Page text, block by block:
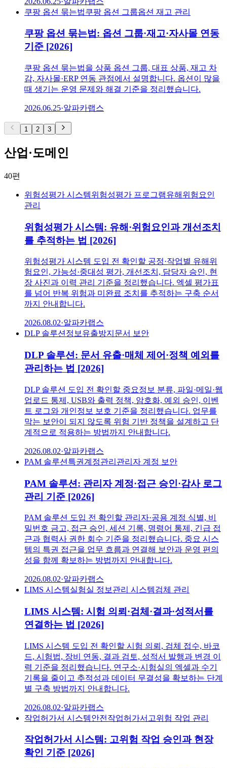
쿠팡 옵션 묶는법쿠팡 옵션 그룹옵션 재고 관리
쿠팡 옵션 묶는법: 옵션 그룹·재고·자사몰 연동
기준 [2026]
쿠팡 옵션 묶는법을 상품 옵션 그룹, 대표 상품, 재고 차
감, 자사몰·ERP 연동 관점에서 설명합니다. 옵션이 많을
때 생기는 운영 문제와 해결 기준을 정리했습니다.
2026.06.25·알파카랩스
1 2 3
산업·도메인
40편
위험성평가 시스템위험성평가 프로그램유해위험요인
관리
위험성평가 시스템: 유해·위험요인과 개선조치
를 추적하는 법 [2026]
위험성평가 시스템 도입 전 확인할 공정·작업별 유해위
험요인, 가능성·중대성 평가, 개선조치, 담당자 승인, 현
장 사진과 이력 관리 기준을 정리했습니다. 엑셀 평가표
를 넘어 반복 위험과 미완료 조치를 추적하는 구축 순서
까지 안내합니다.
2026.08.02·알파카랩스
DLP 솔루션 정보유출방지 문서 보안
DLP 솔루션: 문서 유출·매체 제어·정책 예외를
관리하는 법 [2026]
DLP 솔루션 도입 전 확인할 중요정보 분류, 파일·메일·웹
업로드 통제, USB와 출력 정책, 암호화, 예외 승인, 이벤
트 로그와 개인정보 보호 기준을 정리했습니다. 업무를
막는 보안이 되지 않도록 위험 기반 정책을 설계하고 단
계적으로 적용하는 방법까지 안내합니다.
2026.08.02·알파카랩스
PAM 솔루션 특권계정관리 관리자 계정 보안
PAM 솔루션: 관리자 계정·접근 승인·감사 로그
관리 기준 [2026]
PAM 솔루션 도입 전 확인할 관리자·공용 계정 식별, 비
밀번호 금고, 접근 승인, 세션 기록, 명령어 통제, 긴급 접
근과 협력사 권한 회수 기준을 정리했습니다. 중요 시스
템의 특권 접근을 업무 흐름과 연결해 보안과 운영 편의
성을 함께 확보하는 방법까지 안내합니다.
2026.08.02·알파카랩스
LIMS 시스템실험실 정보관리 시스템검체 관리
LIMS 시스템: 시험 의뢰·검체·결과·성적서를
연결하는 법 [2026]
LIMS 시스템 도입 전 확인할 시험 의뢰, 검체 접수, 바코
드, 시험법, 장비 연동, 결과 검토, 성적서 발행과 변경 이
력 기준을 정리했습니다. 연구소·시험실의 엑셀과 수기
기록을 줄이고 추적성과 데이터 무결성을 확보하는 단계
별 구축 방법까지 안내합니다.
2026.08.02·알파카랩스
작업허가서 시스템안전작업허가서 고위험 작업 관리
작업허가서 시스템: 고위험 작업 승인과 현장
확인 기준 [2026]